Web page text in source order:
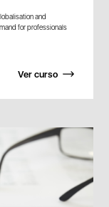
and
for professionals
Ver curso